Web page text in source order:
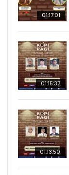
01:17:01
01:15:37
01:13:50